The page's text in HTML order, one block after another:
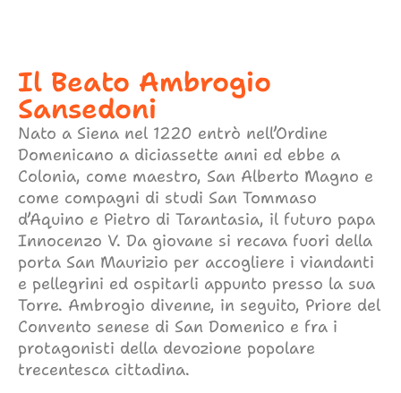
Il Beato Ambrogio
Sansedoni
Nato a Siena nel 1220 entrò nell’Ordine
Domenicano a diciassette anni ed ebbe a
Colonia, come maestro, San Alberto Magno e
come compagni di studi San Tommaso
d’Aquino e Pietro di Tarantasia, il futuro papa
Innocenzo V. Da giovane si recava fuori della
porta San Maurizio per accogliere i viandanti
e pellegrini ed ospitarli appunto presso la sua
Torre. Ambrogio divenne, in seguito, Priore del
Convento senese di San Domenico e fra i
protagonisti della devozione popolare
trecentesca cittadina.